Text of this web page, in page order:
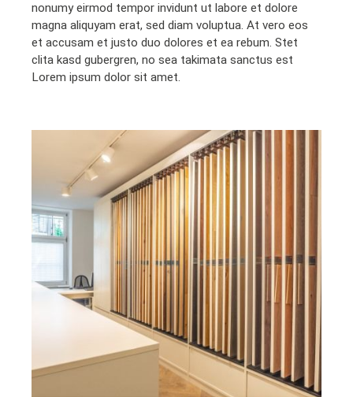
nonumy eirmod tempor invidunt ut labore et dolore
magna aliquyam erat, sed diam voluptua. At vero eos
et accusam et justo duo dolores et ea rebum. Stet
clita kasd gubergren, no sea takimata sanctus est
Lorem ipsum dolor sit amet.